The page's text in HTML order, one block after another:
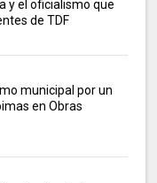
y el oficialismo que
de TDF
municipal por un
en Obras